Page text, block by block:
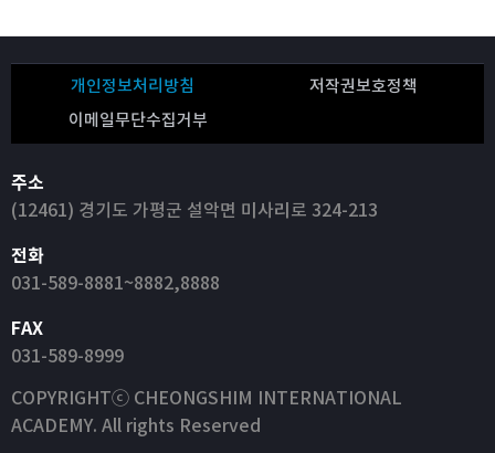
개인정보처리방침
저작권보호정책
이메일무단수집거부
주소
(12461) 경기도 가평군 설악면 미사리로 324-213
전화
031-589-8881~8882,8888
FAX
031-589-8999
COPYRIGHTⓒ CHEONGSHIM INTERNATIONAL
ACADEMY. All rights Reserved